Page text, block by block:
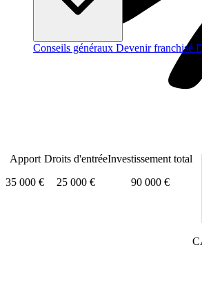
Conseils généraux Devenir franchisé
Apport
35 000 €
Droits d'entrée
25 000 €
Investissement total
90 000 €